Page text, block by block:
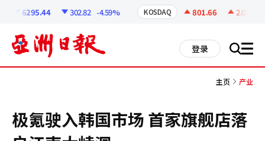
6295.44 302.82 -4.59% KOSDAQ 801.66 2.07
登录 搜 all
主页 产业
极氪驶入韩国市场 首家旗舰店落